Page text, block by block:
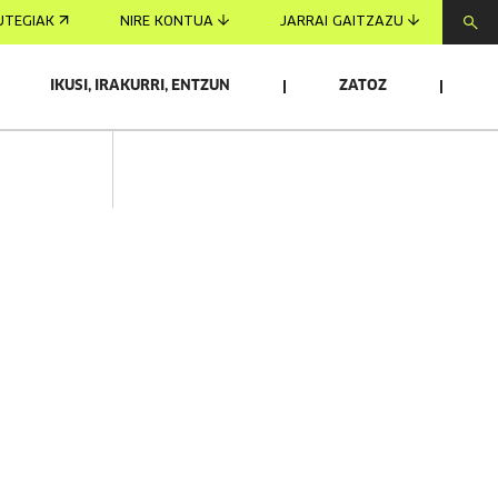
NIRE KONTUA JARRAI GAITZAZU
IKUSI, IRAKURRI, ENTZUN ZATOZ